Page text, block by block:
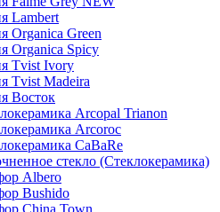
Lambert
Organica Green
Organica Spicy
Tvist Ivory
Tvist Madeira
Восток
Arcopal Trianon
Arcoroc
CaBaRe
стекло (Стеклокерамика)
Albero
Bushido
China Town